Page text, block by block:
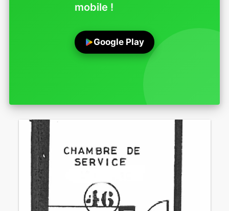
mobile !
Google Play